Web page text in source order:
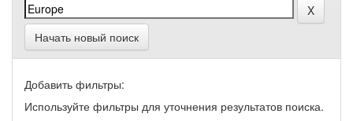
Начать новый поиск
Добавить фильтры:
Используйте фильтры для уточнения результатов поиска.